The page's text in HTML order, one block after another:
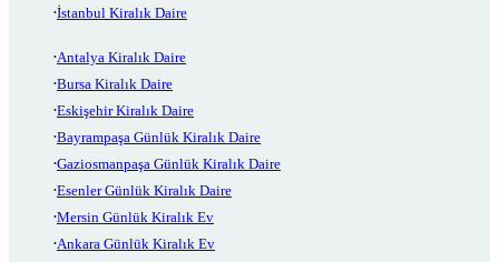
İstanbul Kiralık Daire
Antalya Kiralık Daire
Bursa Kiralık Daire
Eskişehir Kiralık Daire
Bayrampaşa Günlük Kiralık Daire
Gaziosmanpaşa Günlük Kiralık Daire
Esenler Günlük Kiralık Daire
Mersin Günlük Kiralık Ev
Ankara Günlük Kiralık Ev